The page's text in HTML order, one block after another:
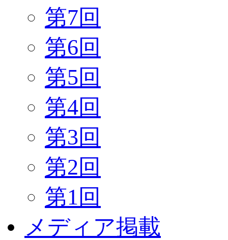
第7回
第6回
第5回
第4回
第3回
第2回
第1回
メディア掲載